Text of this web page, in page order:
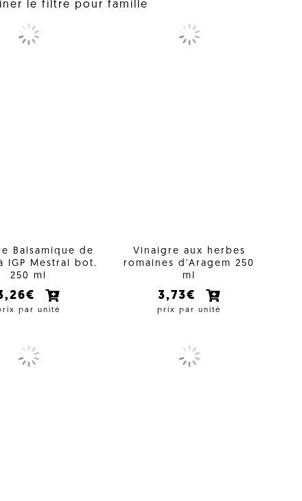
le filtre pour famille
Balsamique de
IGP Mestral bot.
250 ml
par unité
Vinaigre aux herbes
romaines d'Aragem 250
ml
3,73€
prix par unité